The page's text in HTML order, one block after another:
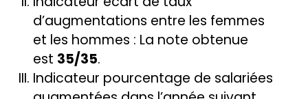
d’augmentations entre les femmes
et les hommes : La note obtenue
est 35/35.
Indicateur pourcentage de salariées